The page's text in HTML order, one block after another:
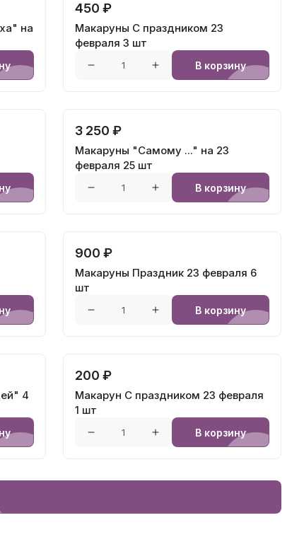
на
450 ₽
Макаруны С праздником 23
февраля 3 шт
В корзину
3 250 ₽
Макаруны "Самому ..." на 23
февраля 25 шт
В корзину
900 ₽
Макаруны Праздник 23 февраля 6
шт
В корзину
4
200 ₽
Макарун С праздником 23 февраля
1 шт
В корзину